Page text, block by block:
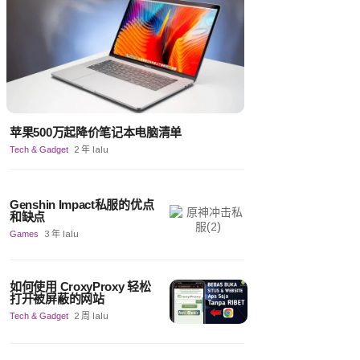
苹果500万起降价笔记本电脑清单
Tech & Gadget 2 年 lalu
Genshin Impact私服的优点
和缺点
Games 3 年 lalu
如何使用 CroxyProxy 轻松
打开被屏蔽的网站
Tech & Gadget 2 周 lalu